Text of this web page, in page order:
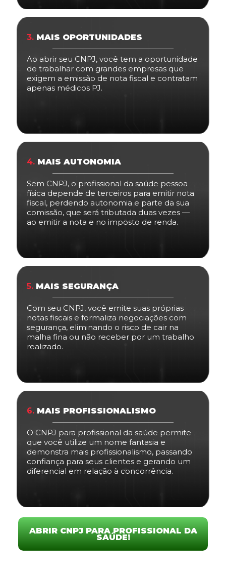
3. MAIS OPORTUNIDADES
Ao abrir seu CNPJ, você tem a oportunidade
de trabalhar com grandes empresas que
exigem a emissão de nota fiscal e contratam
apenas médicos PJ.
4. MAIS AUTONOMIA
Sem CNPJ, o profissional da saúde pessoa
física depende de terceiros para emitir nota
fiscal, perdendo autonomia e parte da sua
comissão, que será tributada duas vezes —
ao emitir a nota e no imposto de renda.
5. MAIS SEGURANÇA
Com seu CNPJ, você emite suas próprias
notas fiscais e formaliza negociações com
segurança, eliminando o risco de cair na
malha fina ou não receber por um trabalho
realizado.
6. MAIS PROFISSIONALISMO
O CNPJ para profissional da saúde permite
que você utilize um nome fantasia e
demonstra mais profissionalismo, passando
confiança para seus clientes e gerando um
diferencial em relação à concorrência.
ABRIR CNPJ PARA PROFISSIONAL DA
SAÚDE!